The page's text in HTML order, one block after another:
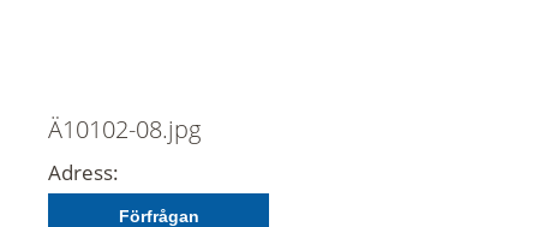
Ä10102-08.jpg
Adress:
Förfrågan